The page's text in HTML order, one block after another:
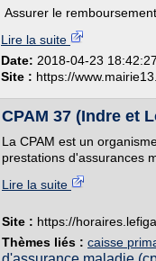
Assurer le
Lire la suite
Date: 2018-04-23 18:42:27
Site : https://
CPAM 37 (Indre et
La CPAM est un
prestations d'assurances
Lire la suite
Site : https://
Thèmes liés : caisse